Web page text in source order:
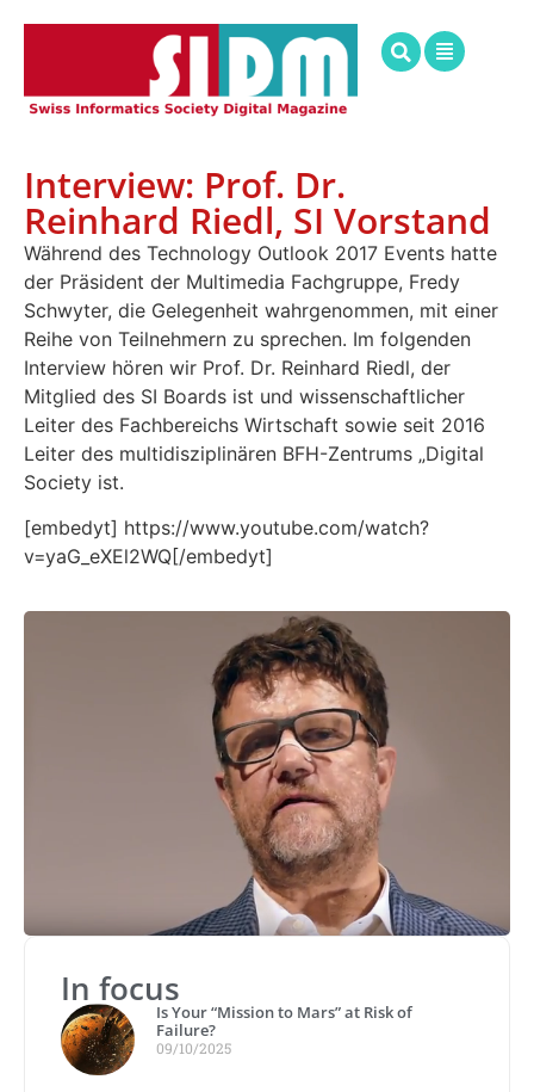
Interview: Prof. Dr.
Reinhard Riedl, SI Vorstand
Während des Technology Outlook 2017 Events hatte
der Präsident der Multimedia Fachgruppe, Fredy
Schwyter, die Gelegenheit wahrgenommen, mit einer
Reihe von Teilnehmern zu sprechen. Im folgenden
Interview hören wir Prof. Dr. Reinhard Riedl, der
Mitglied des SI Boards ist und wissenschaftlicher
Leiter des Fachbereichs Wirtschaft sowie seit 2016
Leiter des multidisziplinären BFH-Zentrums „Digital
Society ist.
[embedyt] https://www.youtube.com/watch?
v=yaG_eXEl2WQ[/embedyt]
In focus
Is Your “Mission to Mars” at Risk of
Failure?
09/10/2025